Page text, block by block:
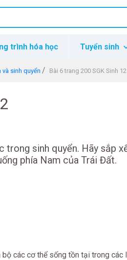
trình hóa học Tuyển sinh
và sinh quyển Bài 6 trang 200 SGK Sinh 12
trong sinh quyển. Hãy sắp
phía Nam của Trái Đất.
các cơ thể sống tồn tại trong